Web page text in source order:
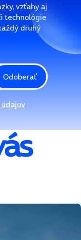
vzťahy aj
technológie
druhý
Odoberať
údajov